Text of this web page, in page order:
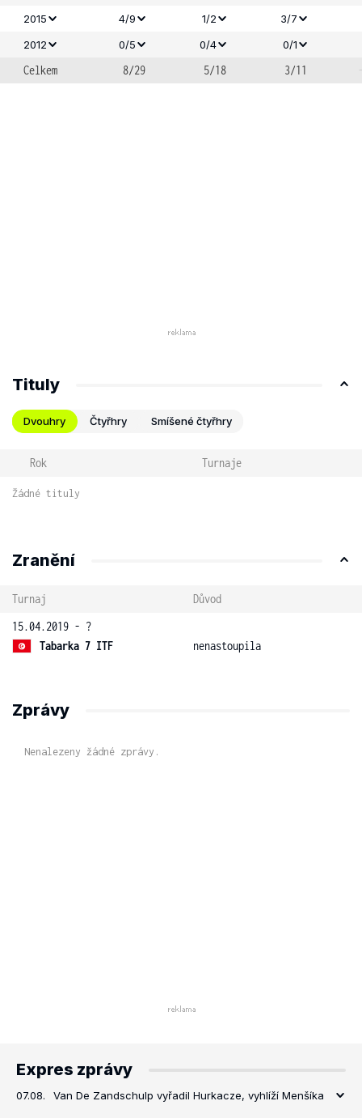
2015
4/9 1/2
3/7
2012
0/5 0/4 0/1
Celkem 8/29 5/18 3/11
Tituly
Dvouhry Čtyřhry Smíšené čtyřhry
Rok Turnaje
Žádné tituly
Zranění
Turnaj
Důvod
15.04.2019 - ?
Tabarka 7 ITF
nenastoupila
Zprávy
Nenalezeny žádné zprávy.
Expres zprávy
07.08. Van De Zandschulp vyřadil Hurkacze, vyhlíží Menšíka